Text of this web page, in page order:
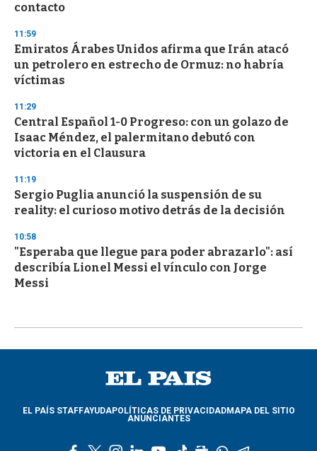
contacto
11:59
Emiratos Árabes Unidos afirma que Irán atacó
un petrolero en estrecho de Ormuz: no habría
víctimas
11:29
Central Español 1-0 Progreso: con un golazo de
Isaac Méndez, el palermitano debutó con
victoria en el Clausura
11:19
Sergio Puglia anunció la suspensión de su
reality: el curioso motivo detrás de la decisión
10:58
"Esperaba que llegue para poder abrazarlo": así
describía Lionel Messi el vínculo con Jorge
Messi
EL PAÍS STAFFAYUDAPOLÍTICAS DE PRIVACIDADMAPA DEL SITIO
ANUNCIANTES